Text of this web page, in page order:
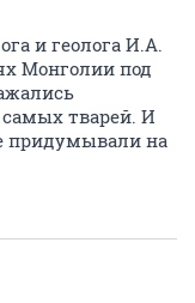
и геолога И.А.
Монголии под
самых тварей. И
придумывали на